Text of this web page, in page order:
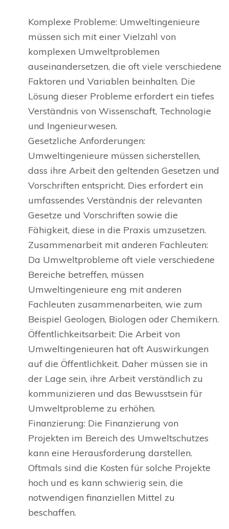
Komplexe Probleme: Umweltingenieure
müssen sich mit einer Vielzahl von
komplexen Umweltproblemen
auseinandersetzen, die oft viele verschiedene
Faktoren und Variablen beinhalten. Die
Lösung dieser Probleme erfordert ein tiefes
Verständnis von Wissenschaft, Technologie
und Ingenieurwesen.
Gesetzliche Anforderungen:
Umweltingenieure müssen sicherstellen,
dass ihre Arbeit den geltenden Gesetzen und
Vorschriften entspricht. Dies erfordert ein
umfassendes Verständnis der relevanten
Gesetze und Vorschriften sowie die
Fähigkeit, diese in die Praxis umzusetzen.
Zusammenarbeit mit anderen Fachleuten:
Da Umweltprobleme oft viele verschiedene
Bereiche betreffen, müssen
Umweltingenieure eng mit anderen
Fachleuten zusammenarbeiten, wie zum
Beispiel Geologen, Biologen oder Chemikern.
Öffentlichkeitsarbeit: Die Arbeit von
Umweltingenieuren hat oft Auswirkungen
auf die Öffentlichkeit. Daher müssen sie in
der Lage sein, ihre Arbeit verständlich zu
kommunizieren und das Bewusstsein für
Umweltprobleme zu erhöhen.
Finanzierung: Die Finanzierung von
Projekten im Bereich des Umweltschutzes
kann eine Herausforderung darstellen.
Oftmals sind die Kosten für solche Projekte
hoch und es kann schwierig sein, die
notwendigen finanziellen Mittel zu
beschaffen.